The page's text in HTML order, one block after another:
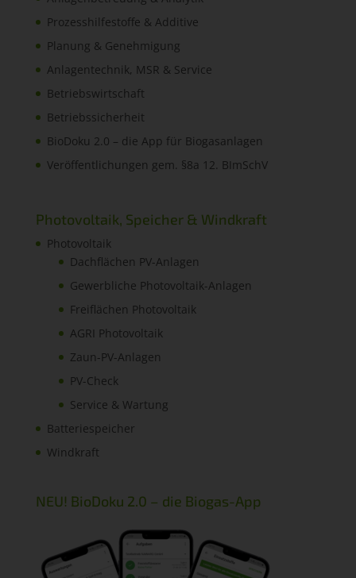
Prozesshilfestoffe & Additive
Planung & Genehmigung
Anlagentechnik, MSR & Service
Betriebswirtschaft
Betriebssicherheit
BioDoku 2.0 – die App für Biogasanlagen
Veröffentlichungen gem. §8a 12. BImSchV
Photovoltaik, Speicher & Windkraft
Photovoltaik
Dachflächen PV-Anlagen
Gewerbliche Photovoltaik-Anlagen
Freiflächen Photovoltaik
AGRI Photovoltaik
Zaun-PV-Anlagen
PV-Check
Service & Wartung
Batteriespeicher
Windkraft
NEU! BioDoku 2.0 – die Biogas-App